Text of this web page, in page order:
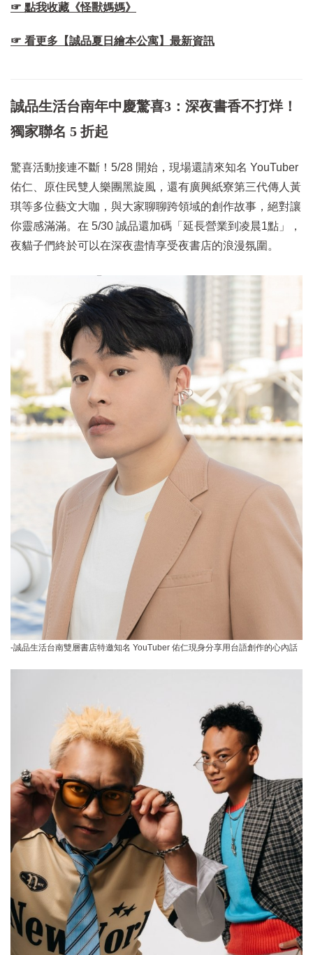
☞ 點我收藏《怪獸媽媽》
☞ 看更多【誠品夏日繪本公寓】最新資訊
誠品生活台南年中慶驚喜3：深夜書香不打烊！
獨家聯名 5 折起
驚喜活動接連不斷！5/28 開始，現場還請來知名 YouTuber
佑仁、原住民雙人樂團黑旋風，還有廣興紙寮第三代傳人黃
琪等多位藝文大咖，與大家聊聊跨領域的創作故事，絕對讓
你靈感滿滿。在 5/30 誠品還加碼「延長營業到凌晨1點」，
夜貓子們終於可以在深夜盡情享受夜書店的浪漫氛圍。
-誠品生活台南雙層書店特邀知名 YouTuber 佑仁現身分享用台語創作的心內話